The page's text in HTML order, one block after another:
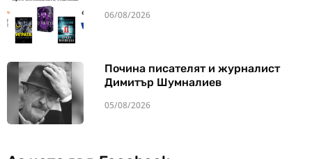
06/08/2026
Почина писателят и журналист
Димитър Шумналиев
05/08/2026